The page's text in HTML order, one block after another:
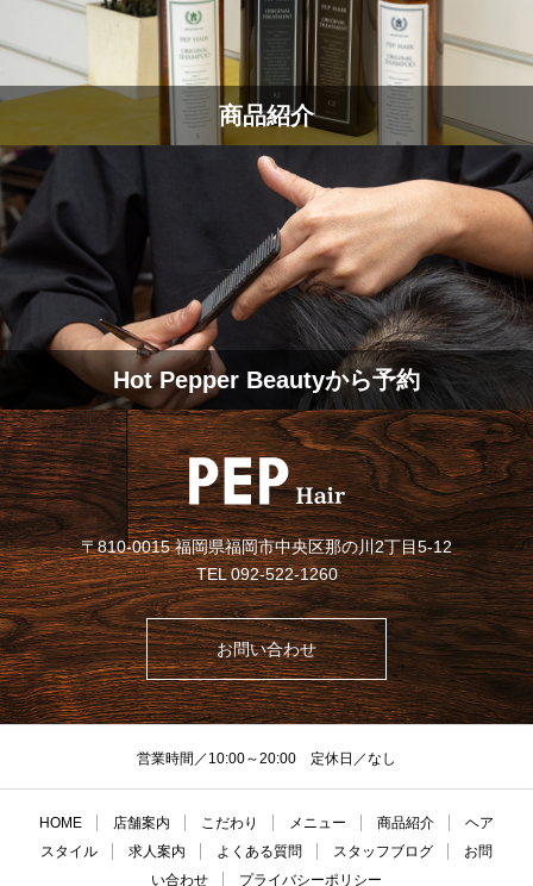
商品紹介
Hot Pepper Beautyから予約
〒810-0015 福岡県福岡市中央区那の川2丁目5-12
TEL 092-522-1260
お問い合わせ
営業時間／10:00～20:00 定休日／なし
HOME 店舗案内 こだわり メニュー 商品紹介
ヘア
スタイル
求人案内 よくある質問 スタッフブログ
お問
い合わせ
プライバシーポリシー